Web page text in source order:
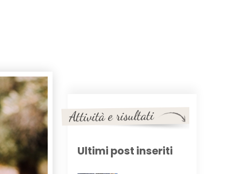
Ultimi post inseriti